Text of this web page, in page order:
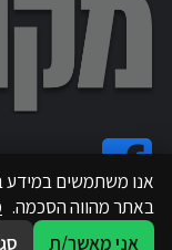
אנו משתמשים במידע
באתר מהווה הסכמה.
אני מאשר/ת